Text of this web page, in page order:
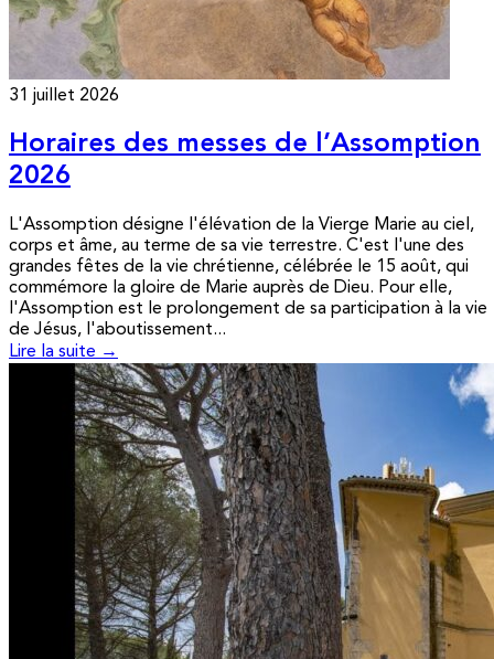
31 juillet 2026
Horaires des messes de l’Assomption
2026
L'Assomption désigne l'élévation de la Vierge Marie au ciel,
corps et âme, au terme de sa vie terrestre. C'est l'une des
grandes fêtes de la vie chrétienne, célébrée le 15 août, qui
commémore la gloire de Marie auprès de Dieu. Pour elle,
l'Assomption est le prolongement de sa participation à la vie
de Jésus, l'aboutissement...
Lire la suite →